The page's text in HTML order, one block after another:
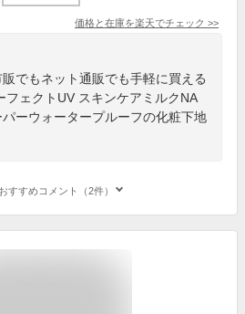
価格と在庫を楽天でチェック >>
でもネット通販でも手軽に買える
フェクトUV スキンケアミルクNA
ーウォータープルーフの化粧下地
すすめコメント（2件）